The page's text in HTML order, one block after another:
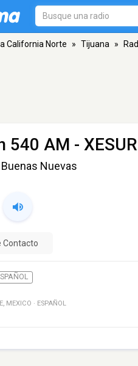
California Norte » Tijuana »
540 AM -
Nuevas
Contacto
, MEXICO · ESPAÑOL